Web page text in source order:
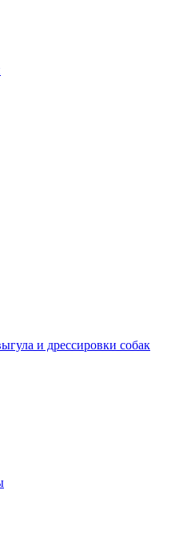
и дрессировки собак